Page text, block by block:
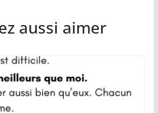
aussi aimer